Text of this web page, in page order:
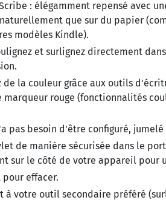
: élégamment repensé avec
que sur du papier
modèles Kindle).
et surlignez directement
la couleur grâce aux outils
rouge (fonctionnalités
pas besoin d'être configuré, jumelé
de manière sécurisée dans le
sur le côté de votre appareil pour
effacer.
à votre outil secondaire préféré